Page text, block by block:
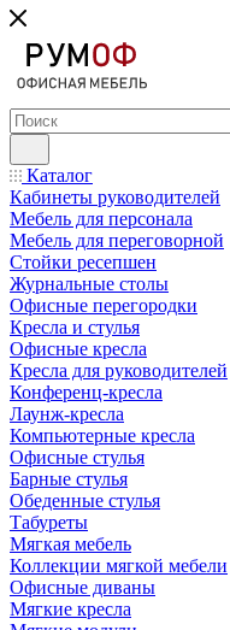
Каталог
Кабинеты руководителей
Мебель для персонала
Мебель для переговорной
Стойки ресепшен
Журнальные столы
Офисные перегородки
Кресла и стулья
Офисные кресла
Кресла для руководителей
Конференц-кресла
Лаунж-кресла
Компьютерные кресла
Офисные стулья
Барные стулья
Обеденные стулья
Табуреты
Мягкая мебель
Коллекции мягкой мебели
Офисные диваны
Мягкие кресла